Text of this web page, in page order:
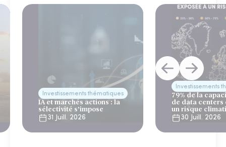
Investissements thématiques
IA et marchés actions : la
sélectivité s’impose
31 Juill. 2026
Investissements
79% de la
de data centers
un risque
30 Juill. 2026